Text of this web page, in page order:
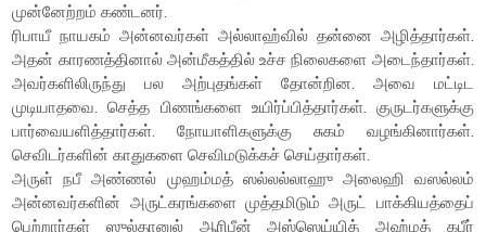
முன்னேற்றம் கண்டனர்.
ரிபாயீ நாயகம் அன்னவர்கள் அல்லாஹ்வில் தன்னை அழித்தார்கள்.
அதன் காரணத்தினால் அன்மீகத்தில் உச்ச நிலைகளை அடைந்தார்கள்.
அவர்களிலிருந்து பல அற்புதங்கள் தோன்றின. அவை மட்டிட
முடியாதவை. செத்த பிணங்களை உயிர்ப்பித்தார்கள். குருடர்களுக்கு
பார்வையளித்தார்கள். நோயாளிகளுக்கு சுகம் வழங்கினார்கள்.
செவிடர்களின் காதுகளை செவிமடுக்கச் செய்தார்கள்.
அருள் நபீ அண்ணல் முஹம்மத் ஸல்லல்லாஹு அலைஹி வஸல்லம்
அன்னவர்களின் அருட்கரங்களை முத்தமிடும் அருட் பாக்கியத்தைப்
பெற்றார்கள் ஸுல்தானுல் ஆரிபீன் அஸ்ஸெய்யித் அஹ்மத் கபீர்